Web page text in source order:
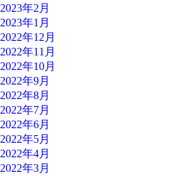
2023年2月
2023年1月
2022年12月
2022年11月
2022年10月
2022年9月
2022年8月
2022年7月
2022年6月
2022年5月
2022年4月
2022年3月